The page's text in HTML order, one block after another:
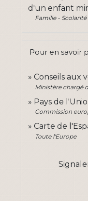
d'un enfant
Famille - Scolarité
Pour en savoir
Conseils aux
Ministère chargé
Pays de
Commission
Carte de
Toute l'Europe